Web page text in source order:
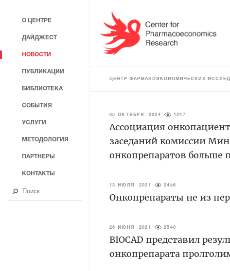
ЦЕНТР ФАРМАКОЭКОНОМИЧЕСКИХ
05 ОКТЯБРЯ 2024 1247
Ассоциация
заседаний комиссии
онкопрепаратов
13 ИЮЛЯ 2021 2486
Онкопрепараты не из
26 ИЮНЯ 2021 2540
BIOCAD представил
онкопрепарата
О ЦЕНТРЕ
ДАЙДЖЕСТ
НОВОСТИ
ПУБЛИКАЦИИ
БИБЛИОТЕКА
СОБЫТИЯ
УСЛУГИ
МЕТОДОЛОГИЯ
ПАРТНЕРЫ
КОНТАКТЫ